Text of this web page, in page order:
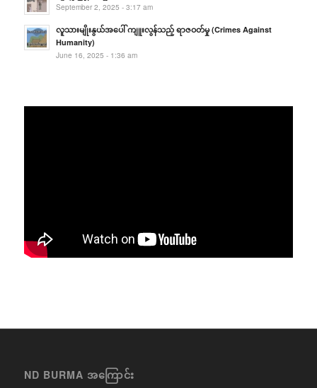
September 2, 2025 - 3:17 am
လူသားမျိုးနွယ်အပေါ် ကျူးလွန်သည့် ရာဇဝတ်မှု (Crimes Against
Humanity)
June 16, 2025 - 1:36 am
ND BURMA အကြောင်း